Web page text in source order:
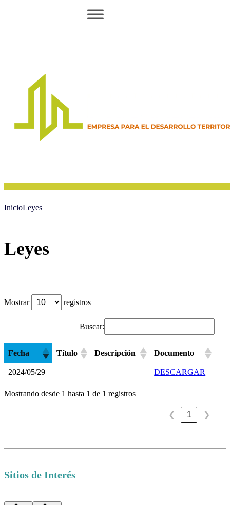
InicioLeyes
Leyes
Mostrar registros
Buscar:
Fecha Título Descripción Documento
2024/05/29 DESCARGAR
Mostrando desde 1 hasta 1 de 1 registros
❮ 1 ❯
Sitios de Interés